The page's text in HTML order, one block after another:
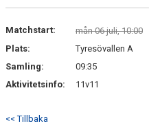
Matchstart: mån 06 juli, 10:00
Plats:
Tyresövallen A
Samling:
09:35
Aktivitetsinfo:
11v11
<< Tillbaka